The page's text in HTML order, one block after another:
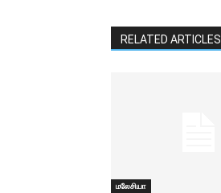
RELATED ARTICLES
மலேசியா